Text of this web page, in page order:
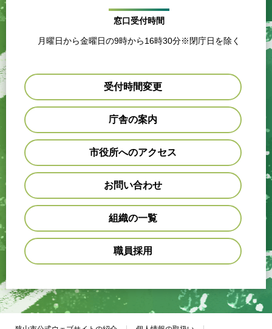
窓口受付時間
月曜日から金曜日の9時から16時30分※閉庁日を除く
受付時間変更
庁舎の案内
市役所へのアクセス
お問い合わせ
組織の一覧
職員採用